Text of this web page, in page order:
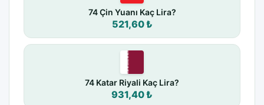
74 Çin Yuanı Kaç Lira?
521,60 ₺
74 Katar Riyali Kaç Lira?
931,40 ₺